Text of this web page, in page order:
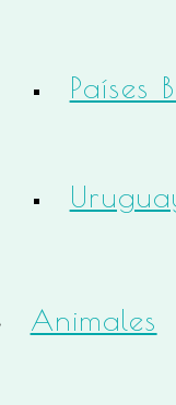
Países
Animales